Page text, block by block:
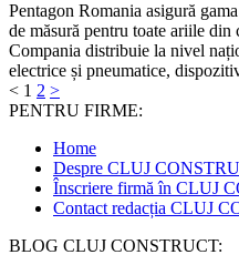
Pentagon Romania asigură
de măsură pentru toate ariile
Compania distribuie la nivel
electrice și pneumatice,
< 1 2 >
PENTRU FIRME:
Home
Despre CLUJ
Înscriere firmă în CLUJ
Contact redacția CLUJ
BLOG CLUJ CONSTRUCT: